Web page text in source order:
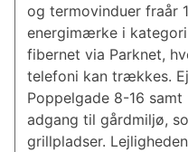
og termovinduer fraår
energimærke i
fibernet via Parknet,
telefoni kan trækkes.
Poppelgade 8-16
adgang til gårdmiljø,
grillpladser.